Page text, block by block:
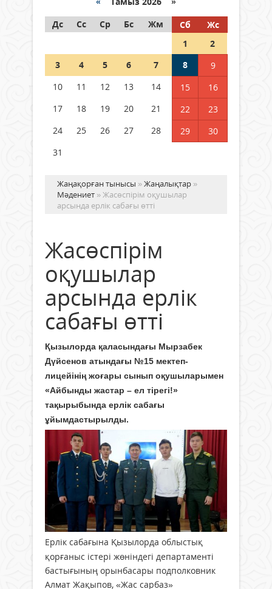
05 тамыз 2026 ж. 146
Шетелде жүрген Қазақстан
азаматтары қалай дауыс бере
Дс
Сс Ср Бс Жм Сб
Жс
1
2
3
4 5 6 7 8
9
10
11 12 13 14 15
16
17
18 19 20 21 22
23
24
25 26 27 28 29
30
31
Жаңақорған тынысы »Жаңалықтар »
Мәдениет » Жасөспірім оқушылар
арсында ерлік сабағы өтті
Жасөспірім
оқушылар
арсында ерлік
сабағы өтті
Қызылорда қаласындағы Мырзабек
Дүйсенов атындағы №15 мектеп-
лицейінің жоғары сынып оқушыларымен
«Айбынды жастар – ел тірегі!»
тақырыбында ерлік сабағы
ұйымдастырылды.
Ерлік сабағына Қызылорда облыстық
қорғаныс істері жөніндегі департаменті
бастығының орынбасары подполковник
Алмат Жақыпов, «Жас сарбаз»